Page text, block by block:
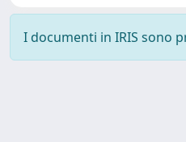
I documenti in IRIS sono